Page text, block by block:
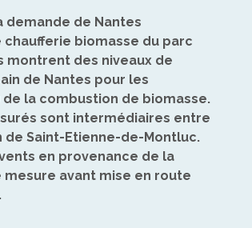
demande de Nantes
biomasse du parc
montrent des niveaux de
de Nantes pour les
de la combustion de biomasse.
sont intermédiaires entre
de Saint-Etienne-de-Montluc.
en provenance de la
avant mise en route